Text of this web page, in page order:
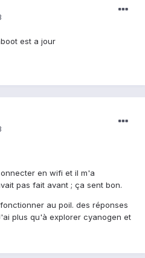
est a jour
en wifi et il m'a
pas fait avant ; ça sent bon.
au poil. des réponses
plus qu'à explorer cyanogen et